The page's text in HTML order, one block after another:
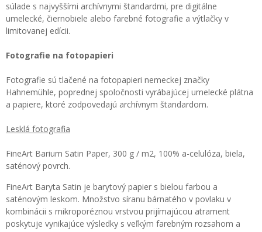
súlade s najvyššími archívnymi štandardmi, pre digitálne
umelecké, čiernobiele alebo farebné fotografie a výtlačky v
limitovanej edícii.
Fotografie na fotopapieri
Fotografie sú tlačené na fotopapieri nemeckej značky
Hahnemühle, poprednej spoločnosti vyrábajúcej umelecké plátna
a papiere, ktoré zodpovedajú archívnym štandardom.
Lesklá fotografia
FineArt Barium Satin Paper, 300 g / m2, 100% a-celulóza, biela,
saténový povrch.
FineArt Baryta Satin je barytový papier s bielou farbou a
saténovým leskom. Množstvo síranu bárnatého v povlaku v
kombinácii s mikroporéznou vrstvou prijímajúcou atrament
poskytuje vynikajúce výsledky s veľkým farebným rozsahom a